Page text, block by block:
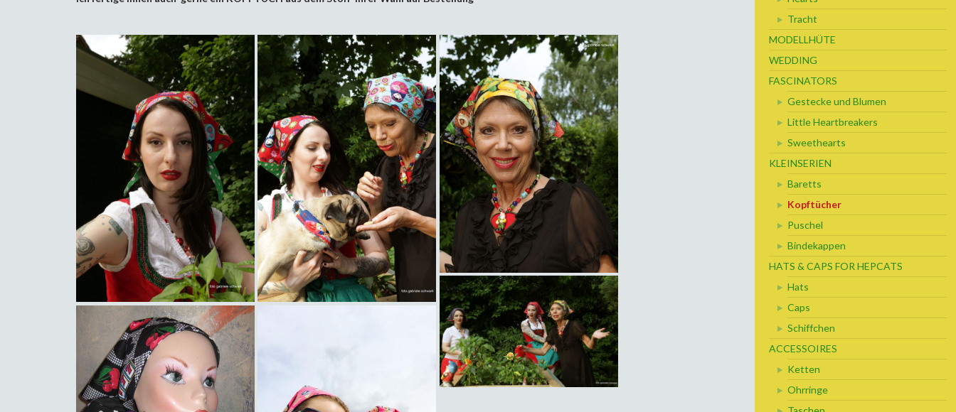
Tracht
MODELLHÜTE
WEDDING
FASCINATORS
Gestecke und Blumen
Little Heartbreakers
Sweethearts
KLEINSERIEN
Baretts
Kopftücher
Puschel
Bindekappen
HATS & CAPS FOR HEPCATS
Hats
Caps
Schiffchen
ACCESSOIRES
Ketten
Ohrringe